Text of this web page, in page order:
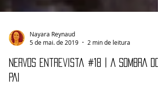
5 de mai. de 2019
2 min de leitura
NERVOS Entrevista #18 | A SOMBRA DO